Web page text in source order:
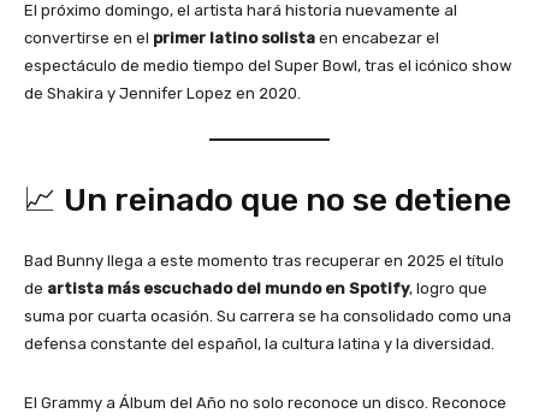
El próximo domingo, el artista hará historia nuevamente al
convertirse en el primer latino solista en encabezar el
espectáculo de medio tiempo del Super Bowl, tras el icónico show
de Shakira y Jennifer Lopez en 2020.
📈 Un reinado que no se detiene
Bad Bunny llega a este momento tras recuperar en 2025 el título
de artista más escuchado del mundo en Spotify, logro que
suma por cuarta ocasión. Su carrera se ha consolidado como una
defensa constante del español, la cultura latina y la diversidad.
El Grammy a Álbum del Año no solo reconoce un disco. Reconoce